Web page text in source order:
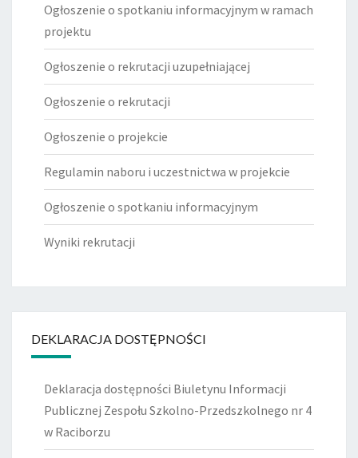
Ogłoszenie o spotkaniu informacyjnym w ramach
projektu
Ogłoszenie o rekrutacji uzupełniającej
Ogłoszenie o rekrutacji
Ogłoszenie o projekcie
Regulamin naboru i uczestnictwa w projekcie
Ogłoszenie o spotkaniu informacyjnym
Wyniki rekrutacji
DEKLARACJA DOSTĘPNOŚCI
Deklaracja dostępności Biuletynu Informacji
Publicznej Zespołu Szkolno-Przedszkolnego nr 4
w Raciborzu